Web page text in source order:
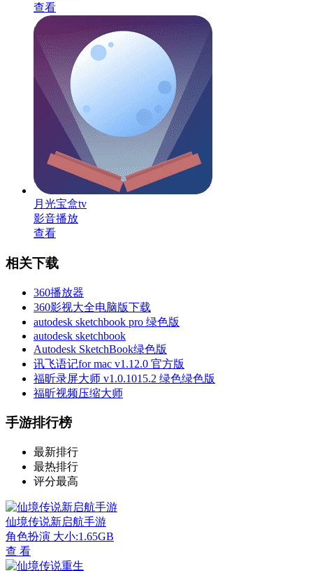
查看
月光宝盒tv
影音播放
查看
相关下载
360播放器
360影视大全电脑版下载
autodesk sketchbook pro 绿色版
autodesk sketchbook
Autodesk SketchBook绿色版
讯飞语记for mac v1.12.0 官方版
福昕录屏大师 v1.0.1015.2 绿色绿色版
福昕视频压缩大师
手游排行榜
最新排行
最热排行
评分最高
仙境传说新启航手游
角色扮演 大小:1.65GB
查 看